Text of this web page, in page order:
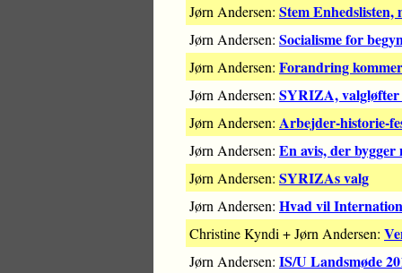
Jørn Andersen: Stem Enhedslisten,
Jørn Andersen: Socialisme for
Jørn Andersen: Forandring
Jørn Andersen: SYRIZA,
Jørn Andersen: Arbejder-historie-
Jørn Andersen: En avis, der
Jørn Andersen: SYRIZAs valg
Jørn Andersen: Hvad vil
Christine Kyndi + Jørn Andersen:
Jørn Andersen: IS/U Landsmøde